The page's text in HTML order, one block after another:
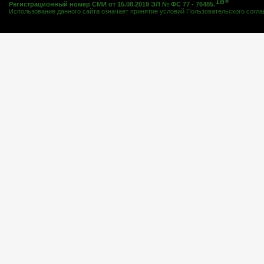
Регистрационный номер СМИ от 15.08.2019 ЭЛ № ФС 77 - 76485.
Использование данного сайта означает принятие условий Пользовательского